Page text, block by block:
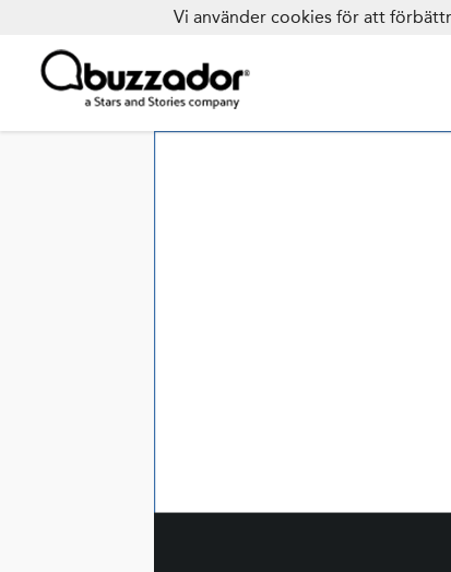
Vi använder cookies för att